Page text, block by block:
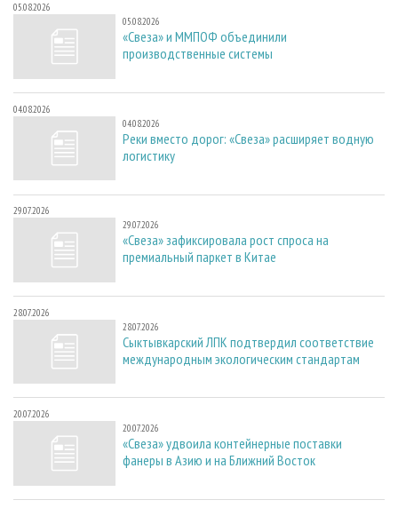
05.08.2026
05.08.2026
«Свеза» и ММПОФ объединили
производственные системы
04.08.2026
04.08.2026
Реки вместо дорог: «Свеза» расширяет водную
логистику
29.07.2026
29.07.2026
«Свеза» зафиксировала рост спроса на
премиальный паркет в Китае
28.07.2026
28.07.2026
Сыктывкарский ЛПК подтвердил соответствие
международным экологическим стандартам
20.07.2026
20.07.2026
«Свеза» удвоила контейнерные поставки
фанеры в Азию и на Ближний Восток